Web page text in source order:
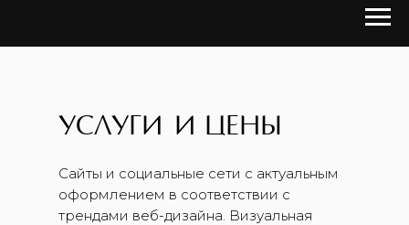
УСЛУГИ И
Сайты и социальные сети с актуальным
оформлением в соответствии с
трендами веб-дизайна. Визуальная
ЦЕНЫ